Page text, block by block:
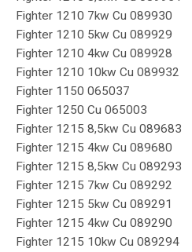
Fighter 1210 7kw Cu 089930
Fighter 1210 5kw Cu 089929
Fighter 1210 4kw Cu 089928
Fighter 1210 10kw Cu 089932
Fighter 1150 065037
Fighter 1250 Cu 065003
Fighter 1215 8,5kw Cu 089683
Fighter 1215 4kw Cu 089680
Fighter 1215 8,5kw Cu 089293
Fighter 1215 7kw Cu 089292
Fighter 1215 5kw Cu 089291
Fighter 1215 4kw Cu 089290
Fighter 1215 10kw Cu 089294